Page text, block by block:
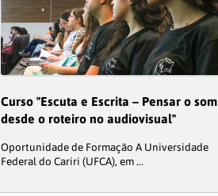
Curso "Escuta e Escrita – Pensar o som
desde o roteiro no audiovisual"
Oportunidade de Formação A Universidade
Federal do Cariri (UFCA), em ...